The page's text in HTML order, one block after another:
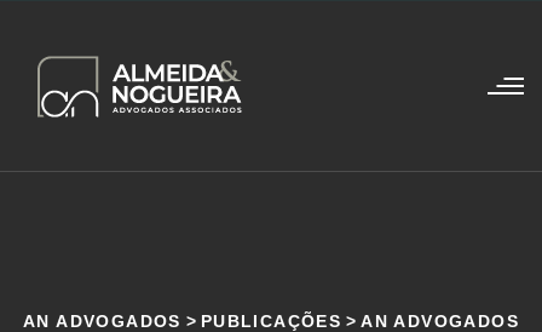
AN ADVOGADOS > PUBLICAÇÕES >AN ADVOGADOS